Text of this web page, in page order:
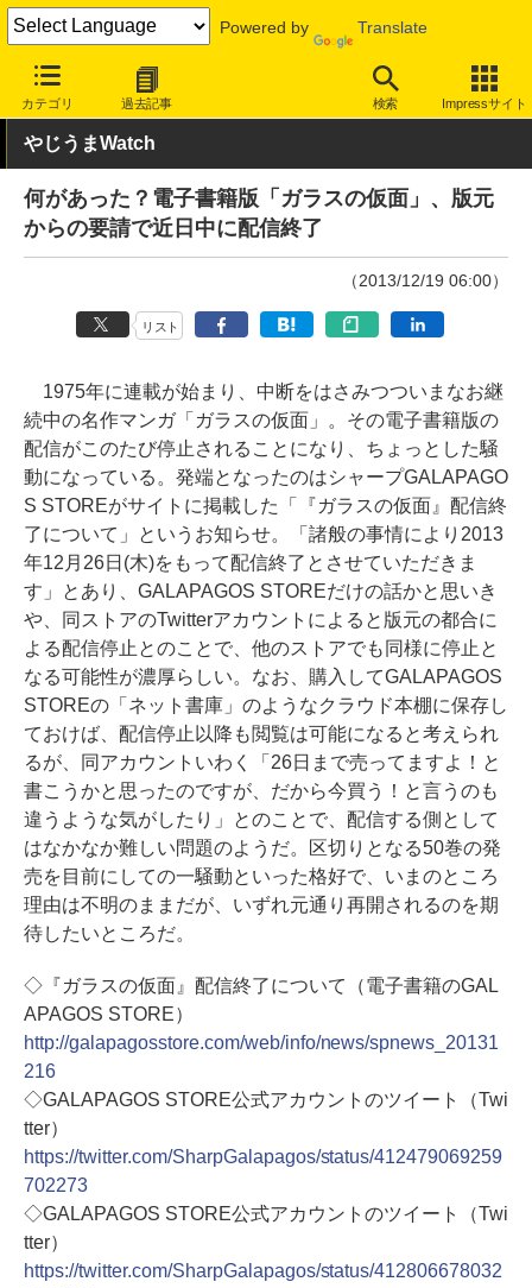
Powered by Translate
カテゴリ 過去記事 検索 Impressサイト
INTERNET Watch トピック
やじうまWatch
何があった？電子書籍版「ガラスの仮面」、版元
からの要請で近日中に配信終了
（2013/12/19 06:00）
リスト
1975年に連載が始まり、中断をはさみつついまなお継
続中の名作マンガ「ガラスの仮面」。その電子書籍版の
配信がこのたび停止されることになり、ちょっとした騒
動になっている。発端となったのはシャープGALAPAGO
S STOREがサイトに掲載した「『ガラスの仮面』配信終
了について」というお知らせ。「諸般の事情により2013
年12月26日(木)をもって配信終了とさせていただきま
す」とあり、GALAPAGOS STOREだけの話かと思いき
や、同ストアのTwitterアカウントによると版元の都合に
よる配信停止とのことで、他のストアでも同様に停止と
なる可能性が濃厚らしい。なお、購入してGALAPAGOS
STOREの「ネット書庫」のようなクラウド本棚に保存し
ておけば、配信停止以降も閲覧は可能になると考えられ
るが、同アカウントいわく「26日まで売ってますよ！と
書こうかと思ったのですが、だから今買う！と言うのも
違うような気がしたり」とのことで、配信する側として
はなかなか難しい問題のようだ。区切りとなる50巻の発
売を目前にしての一騒動といった格好で、いまのところ
理由は不明のままだが、いずれ元通り再開されるのを期
待したいところだ。
◇『ガラスの仮面』配信終了について（電子書籍のGAL
APAGOS STORE）
http://galapagosstore.com/web/info/news/spnews_20131
216
◇GALAPAGOS STORE公式アカウントのツイート（Twi
tter）
https://twitter.com/SharpGalapagos/status/412479069259
702273
◇GALAPAGOS STORE公式アカウントのツイート（Twi
tter）
https://twitter.com/SharpGalapagos/status/412806678032